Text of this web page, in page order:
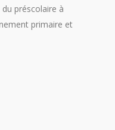
préscolaire à
primaire et